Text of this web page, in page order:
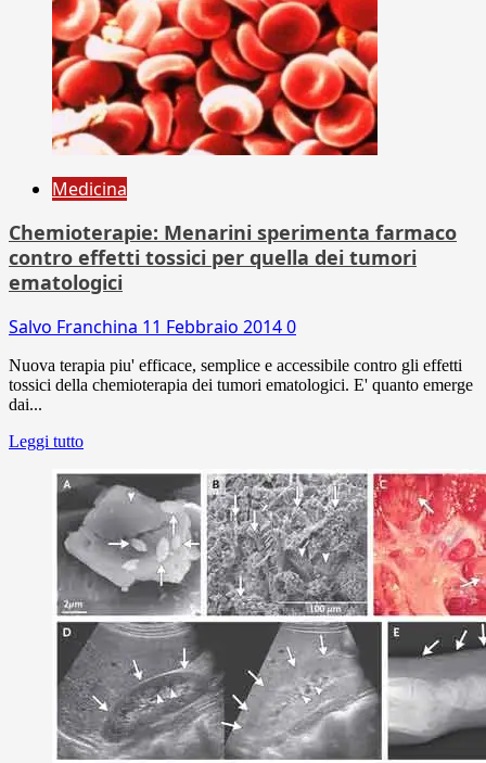
Medicina
Chemioterapie: Menarini sperimenta farmaco
contro effetti tossici per quella dei tumori
ematologici
Salvo Franchina 11 Febbraio 20140
Nuova terapia piu' efficace, semplice e accessibile contro gli effetti
tossici della chemioterapia dei tumori ematologici. E' quanto emerge
dai...
Leggi tutto